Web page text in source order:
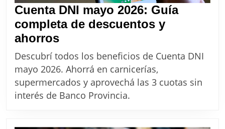
Cuenta DNI mayo 2026: Guía
completa de descuentos y
ahorrosCuenta
DNI
mayo
2026:
Guía
Descubrí todos los beneficios de Cuenta DNI
mayo 2026. Ahorrá en carnicerías,
supermercados y aprovechá las 3 cuotas sin
interés de Banco Provincia.